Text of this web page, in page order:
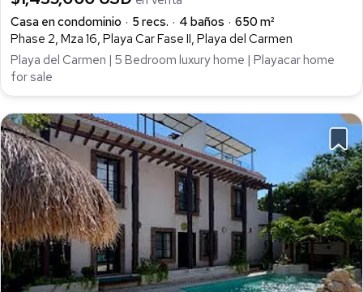
Casa en condominio
5 recs. 4 baños
650 m²
Phase 2, Mza 16, Playa Car Fase II, Playa del Carmen
Playa del Carmen | 5 Bedroom luxury home | Playacar home
for sale